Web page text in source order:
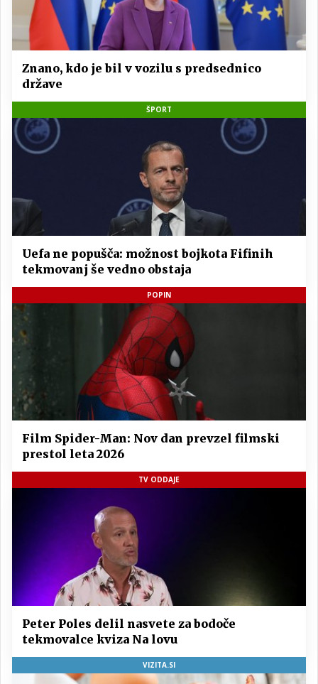
Znano, kdo je bil v vozilu s predsednico
države
ŠPORT
Uefa ne popušča: možnost bojkota Fifinih
tekmovanj še vedno obstaja
POPIN
Film Spider-Man: Nov dan prevzel filmski
prestol leta 2026
TV ODDAJE
Peter Poles delil nasvete za bodoče
tekmovalce kviza Na lovu
VIZITA.SI